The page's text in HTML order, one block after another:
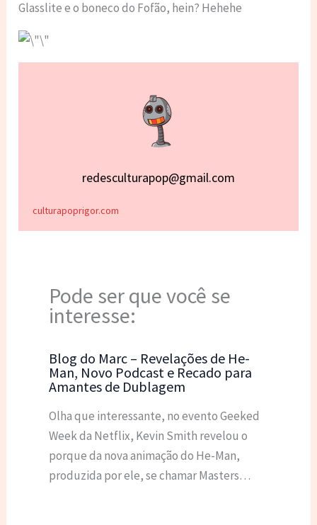
Glasslite e o boneco do Fofão, hein? Hehehe
redesculturapop@gmail.com
culturapoprigor.com
Pode ser que você se
interesse:
Blog do Marc – Revelações de He-
Man, Novo Podcast e Recado para
Amantes de Dublagem
Olha que interessante, no evento Geeked
Week da Netflix, Kevin Smith revelou o
porque da nova animação do He-Man,
produzida por ele, se chamar Masters…